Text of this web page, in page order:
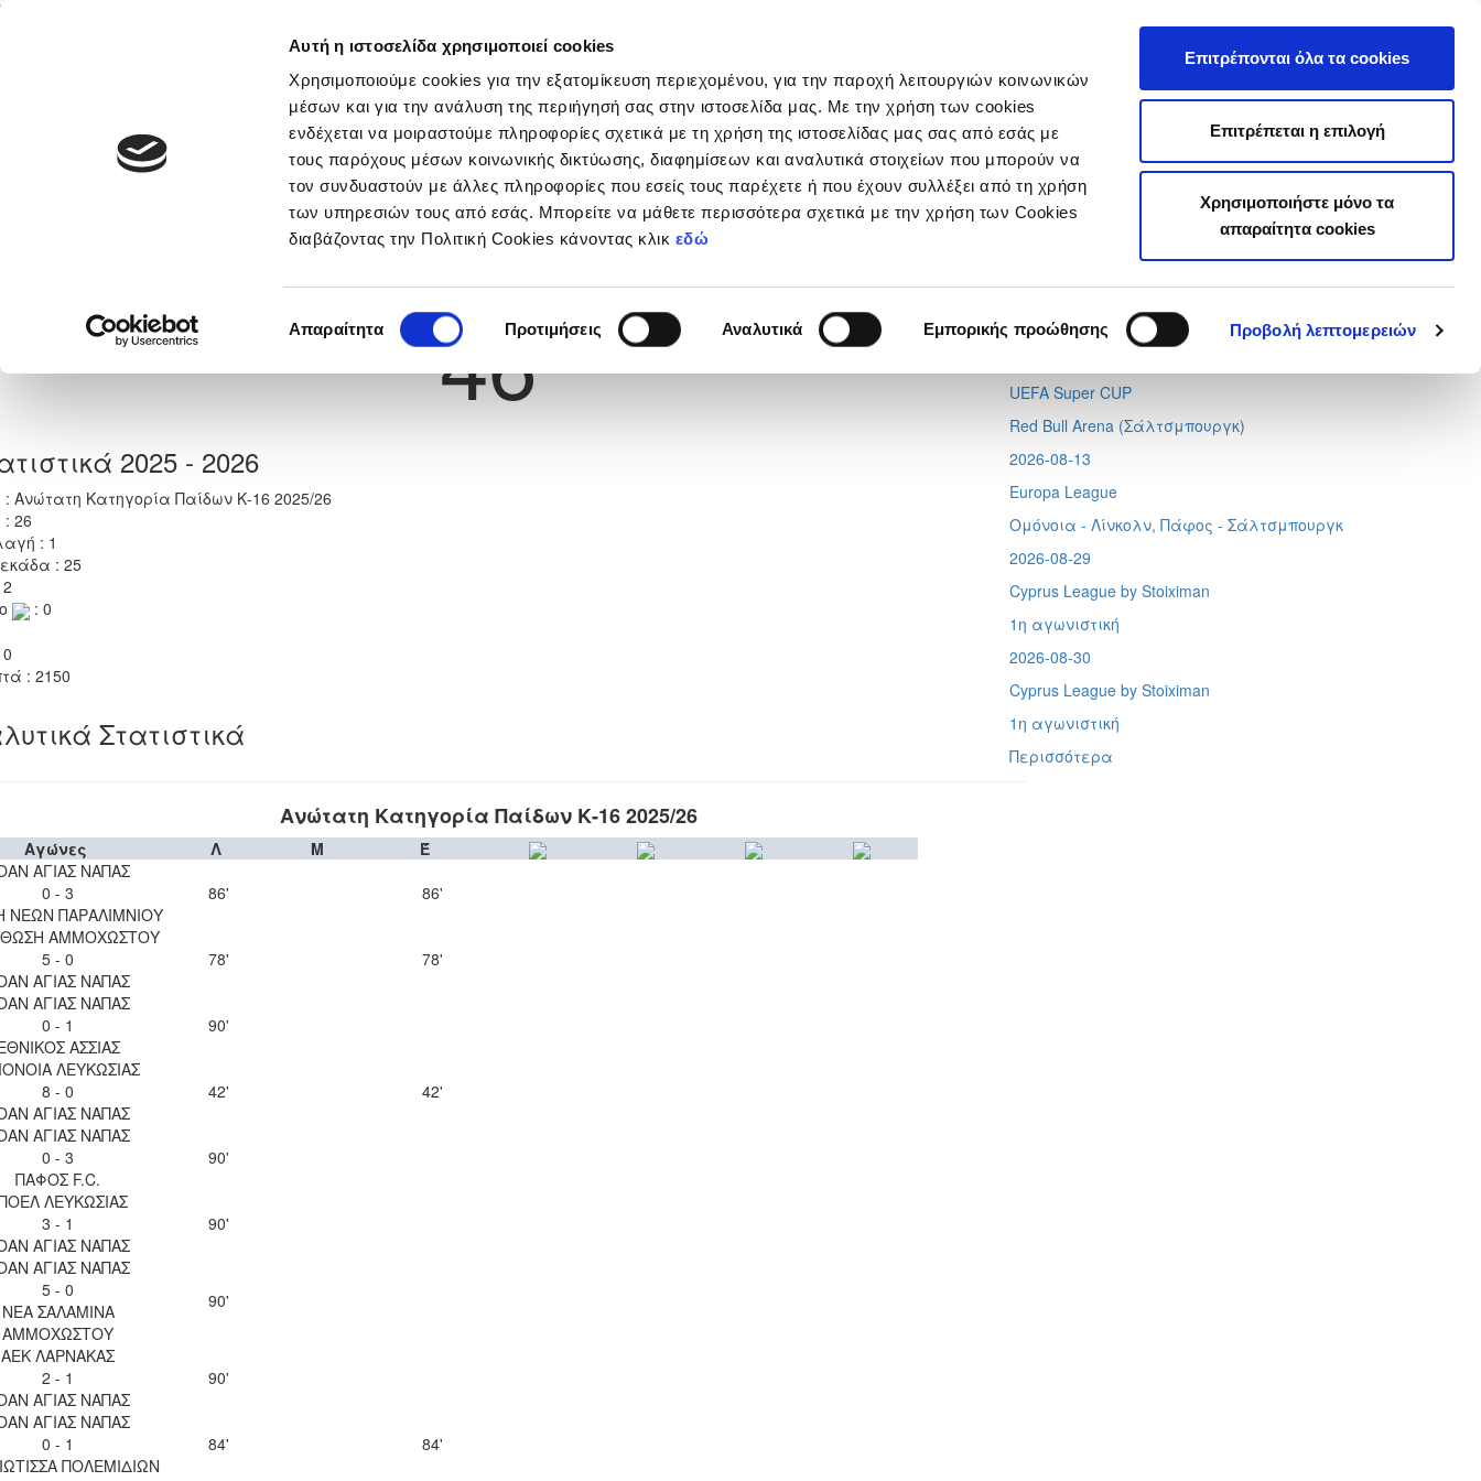
Αυτή η ιστοσελίδα χρησιμοποιεί cookies
Χρησιμοποιούμε cookies για την εξατομίκευση περιεχομένου, για την παροχή λειτουργιών κοινωνικών
μέσων και για την ανάλυση της περιήγησή σας στην ιστοσελίδα μας. Με την χρήση των cookies
ενδέχεται να μοιραστούμε πληροφορίες σχετικά με τη χρήση της ιστοσελίδας μας σας από εσάς με
τους παρόχους μέσων κοινωνικής δικτύωσης, διαφημίσεων και αναλυτικά στοιχείων που μπορούν να
τον συνδυαστούν με άλλες πληροφορίες που εσείς τους παρέχετε ή που έχουν συλλέξει από τη χρήση
των υπηρεσιών τους από εσάς. Μπορείτε να μάθετε περισσότερα σχετικά με την χρήση των Cookies
διαβάζοντας την Πολιτική Cookies κάνοντας κλικ εδώ
συγκατάθεσης
Απαραίτητα Προτιμήσεις Αναλυτικά Εμπορικής προώθησης Προβολή λεπτομερειών
Επιτρέπονται όλα τα cookies
Επιτρέπεται η επιλογή
Χρησιμοποιήστε μόνο τα
απαραίτητα cookies
Νέα & Πληροφορίες Εθνικές Ομάδες Διοργανώσεις
Previous Next
ΠΑΡΙΣ ΠΥΡΙΛΛΗΣ
Νούμερο Φανέλας
46
2025 - 2026
: Ανώτατη Κατηγορία Παίδων Κ-16 2025/26
26
: 1
: 25
: 0
: 2150
Στατιστικά
Ανώτατη Κατηγορία Παίδων Κ-16 2025/26
Αγώνες Λ Μ
Έ
ΑΓΙΑΣ ΝΑΠΑΣ
0 - 3
ΝΕΩΝ ΠΑΡΑΛΙΜΝΙΟΥ
86'
86'
ΑΜΜΟΧΩΣΤΟΥ
5 - 0
ΑΓΙΑΣ ΝΑΠΑΣ
78'
78'
ΑΓΙΑΣ ΝΑΠΑΣ
0 - 1
ΑΣΣΙΑΣ
90'
ΛΕΥΚΩΣΙΑΣ
8 - 0
ΑΓΙΑΣ ΝΑΠΑΣ
42'
42'
ΑΓΙΑΣ ΝΑΠΑΣ
0 - 3
ΠΑΦΟΣ F.C.
90'
ΛΕΥΚΩΣΙΑΣ
3 - 1
ΑΓΙΑΣ ΝΑΠΑΣ
90'
ΑΓΙΑΣ ΝΑΠΑΣ
5 - 0
ΝΕΑ ΣΑΛΑΜΙΝΑ
ΑΜΜΟΧΩΣΤΟΥ
90'
ΑΕΚ ΛΑΡΝΑΚΑΣ
2 - 1
ΑΓΙΑΣ ΝΑΠΑΣ
90'
ΑΓΙΑΣ ΝΑΠΑΣ
0 - 1
ΠΟΛΕΜΙΔΙΩΝ
84'
84'
Tweets by CyprusFA
Προσεχή γεγονότα
Conference League
Απόλλων - Μπραν
UEFA Super CUP
Red Bull Arena (Σάλτσμπουργκ)
2026-08-13
Europa League
Ομόνοια - Λίνκολν, Πάφος - Σάλτσμπουργκ
2026-08-29
Cyprus League by Stoiximan
1η αγωνιστική
2026-08-30
Cyprus League by Stoiximan
1η αγωνιστική
Περισσότερα